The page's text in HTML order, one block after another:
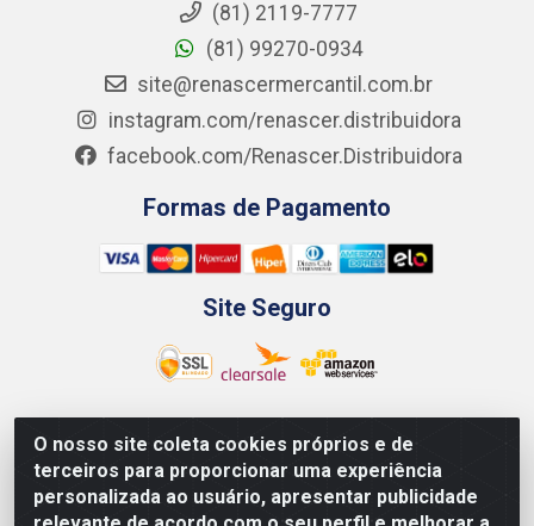
O nosso site coleta cookies próprios e de
terceiros para proporcionar uma experiência
personalizada ao usuário, apresentar publicidade
(81) 2119-7777
(81) 99270-0934
site@renascermercantil.com.br
instagram.com/renascer.distribuidora
facebook.com/Renascer.Distribuidora
Formas de Pagamento
Site Seguro
Renascer Distribuidora - Rua São Miguel, 1845 -
Afogados - Recife / PE - CEP 50850-000 - CNPJ
07.264.693/0001-79